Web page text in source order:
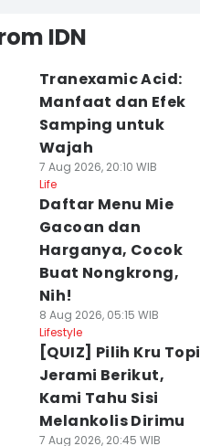
IDN
Tranexamic Acid:
Manfaat dan Efek
Samping untuk
Wajah
7 Aug 2026, 20:10 WIB
Life
Daftar Menu Mie
Gacoan dan
Harganya, Cocok
Buat Nongkrong,
Nih!
8 Aug 2026, 05:15 WIB
Lifestyle
[QUIZ] Pilih Kru Topi
Jerami Berikut,
Kami Tahu Sisi
Melankolis Dirimu
7 Aug 2026, 20:45 WIB